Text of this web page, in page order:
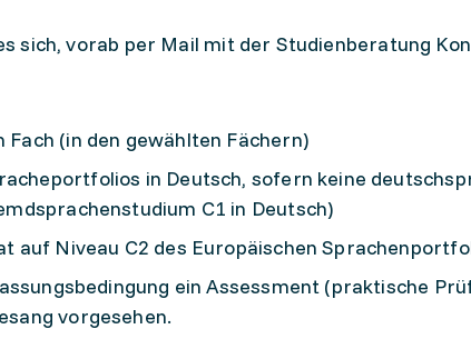
sich, vorab per Mail mit der Studienberatung
(in den gewählten Fächern)
in Deutsch, sofern keine
C1 in Deutsch)
auf Niveau C2 des Europäischen
ein Assessment (praktische
vorgesehen.